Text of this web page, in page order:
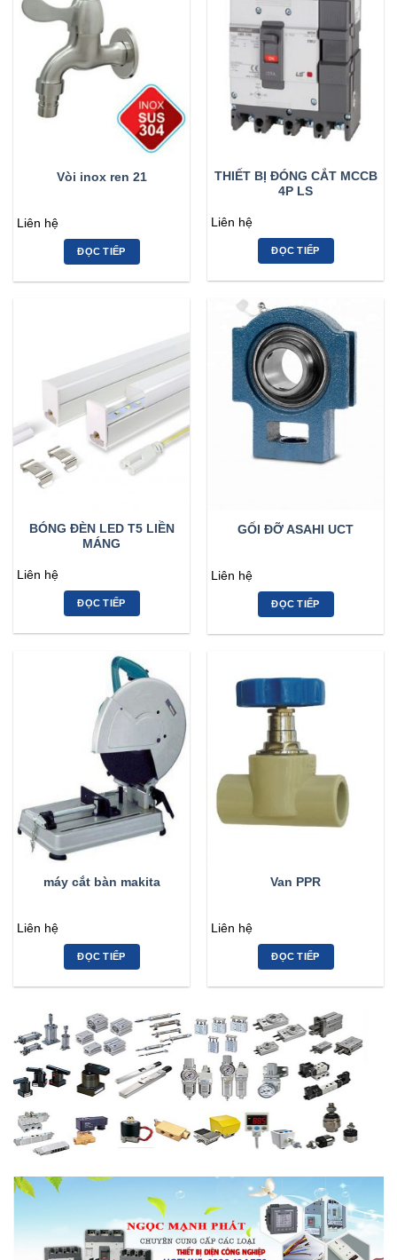
Vòi inox ren 21
Liên hệ
ĐỌC TIẾP
THIẾT BỊ ĐÓNG CẮT MCCB
4P LS
Liên hệ
ĐỌC TIẾP
BÓNG ĐÈN LED T5 LIỀN
MÁNG
Liên hệ
ĐỌC TIẾP
GỐI ĐỠ ASAHI UCT
Liên hệ
ĐỌC TIẾP
máy cắt bàn makita
Liên hệ
ĐỌC TIẾP
Van PPR
Liên hệ
ĐỌC TIẾP